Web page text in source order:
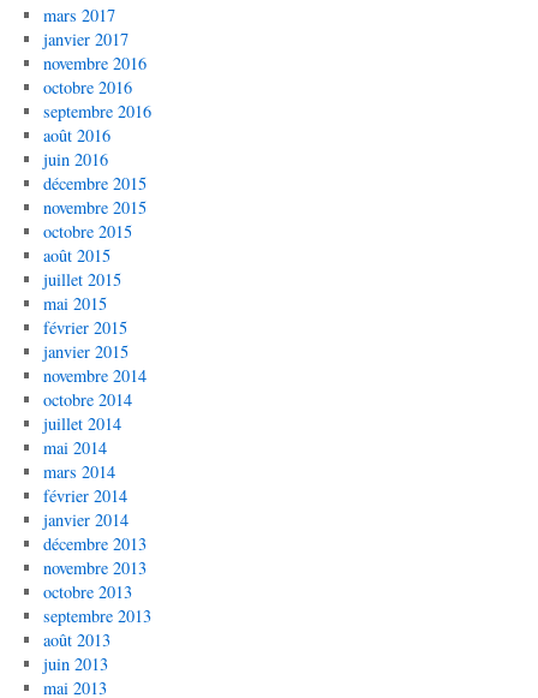
mars 2017
janvier 2017
novembre 2016
octobre 2016
septembre 2016
août 2016
juin 2016
décembre 2015
novembre 2015
octobre 2015
août 2015
juillet 2015
mai 2015
février 2015
janvier 2015
novembre 2014
octobre 2014
juillet 2014
mai 2014
mars 2014
février 2014
janvier 2014
décembre 2013
novembre 2013
octobre 2013
septembre 2013
août 2013
juin 2013
mai 2013